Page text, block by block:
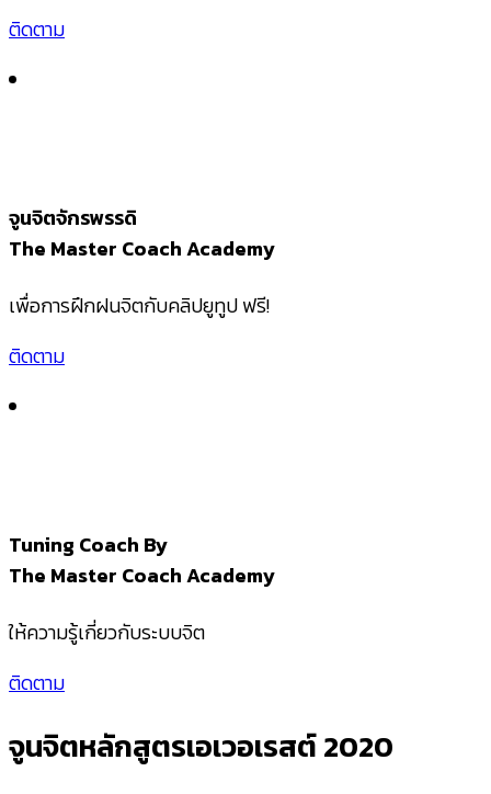
ติดตาม
จูนจิตจักรพรรดิ
The Master Coach Academy
เพื่อการฝึกฝนจิตกับคลิปยูทูป ฟรี!
ติดตาม
Tuning Coach By
The Master Coach Academy
ให้ความรู้เกี่ยวกับระบบจิต
ติดตาม
จูนจิตหลักสูตรเอเวอเรสต์ 2020